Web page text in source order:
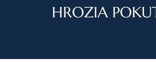
HROZIA